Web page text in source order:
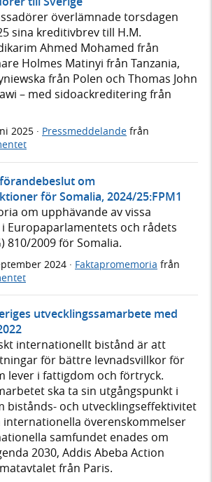
överlämnade torsdagen
sina kreditivbrev till H.M.
Ahmed Mohamed från
Holmes Matinyi från Tanzania,
från Polen och Thomas John
– med sidoackreditering från
2025 · Pressmeddelande från
om
för Somalia, 2024/25:FPM1
om upphävande av vissa
Europaparlamentets och rådets
810/2009 för Somalia.
2024 · Faktapromemoria från
utvecklingssamarbete med
internationellt bistånd är att
för bättre levnadsvillkor för
lever i fattigdom och förtryck.
ska ta sin utgångspunkt i
bistånds- och utvecklingseffektivitet
internationella överenskommelser
samfundet enades om
2030, Addis Abeba Action
från Paris.